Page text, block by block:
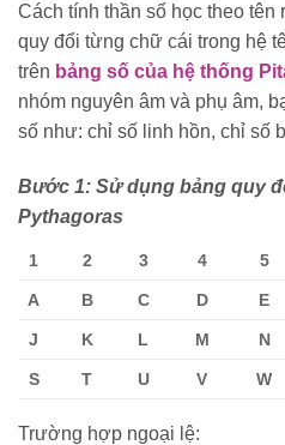
Cách tính thần số học theo tên
quy đổi từng chữ cái trong hệ
trên bảng số của hệ thống
nhóm nguyên âm và phụ âm,
số như: chỉ số linh hồn, chỉ số
Bước 1: Sử dụng bảng quy
Pythagoras
1 2 3 4 5
A B C D E
J K L M N
S T U V W
Trường hợp ngoại lệ: